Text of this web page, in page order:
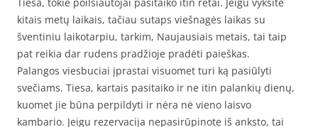
kitais metų laikais, tačiau sutaps viešnagės laikas su
šventiniu laikotarpiu, tarkim, Naujausiais metais, tai taip
pat reikia dar rudens pradžioje pradėti paieškas.
Palangos viesbuciai įprastai visuomet turi ką pasiūlyti
svečiams. Tiesa, kartais pasitaiko ir ne itin palankių dienų,
kuomet jie būna perpildyti ir nėra nė vieno laisvo
kambario. Jeigu rezervacija nepasirūpinote iš anksto, tai